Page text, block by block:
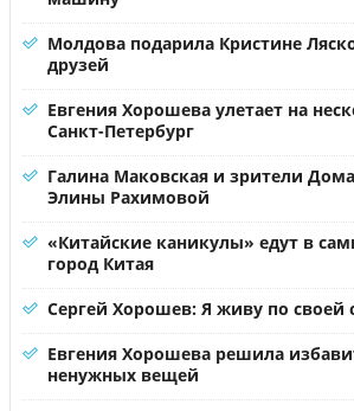
Молдова подарила Кристине
друзей
Евгения Хорошева улетает на
Санкт-Петербург
Галина Маковская и зрители
Элины Рахимовой
«Китайские каникулы» едут в
город Китая
Сергей Хорошев: Я живу по своей
Евгения Хорошева решила
ненужных вещей